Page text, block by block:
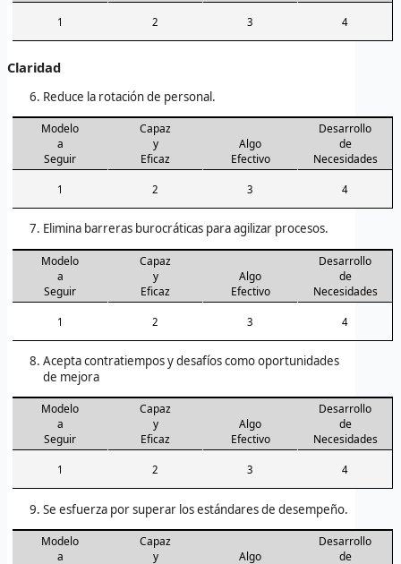
1 2 3 4
Claridad
Reduce la rotación de personal.
Modelo
a
Seguir
Capaz
y
Eficaz
Algo
Efectivo
Desarrollo
de
Necesidades
1 2 3 4
Elimina barreras burocráticas para agilizar procesos.
Modelo
a
Seguir
Capaz
y
Eficaz
Algo
Efectivo
Desarrollo
de
Necesidades
1 2 3 4
Acepta contratiempos y desafíos como oportunidades
de mejora
Modelo
a
Seguir
Capaz
y
Eficaz
Algo
Efectivo
Desarrollo
de
Necesidades
1 2 3 4
Se esfuerza por superar los estándares de desempeño.
Modelo
a
Capaz
y
Algo
Desarrollo
de